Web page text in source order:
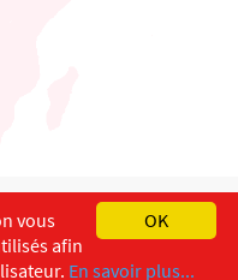
légaux
OK
vous
afin
En savoir plus...